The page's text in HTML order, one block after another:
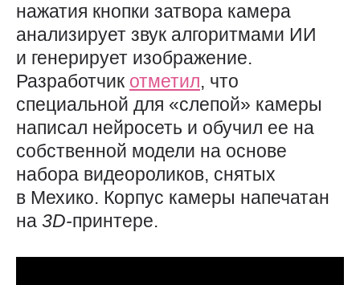
нажатия кнопки затвора камера
анализирует звук алгоритмами ИИ
и генерирует изображение.
Разработчик отметил, что
специальной для «слепой» камеры
написал нейросеть и обучил ее на
собственной модели на основе
набора видеороликов, снятых
в Мехико. Корпус камеры напечатан
на 3D-принтере.